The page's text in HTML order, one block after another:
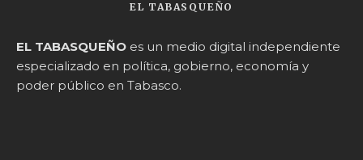
EL TABASQUEÑO
EL TABASQUEÑO es un medio digital independiente
especializado en política, gobierno, economía y
poder público en Tabasco.